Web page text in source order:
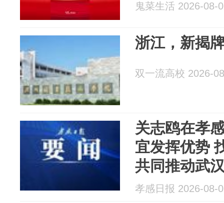
鬼菜生活 2026-08-
浙江，新揭
双一流高校 2026-
关志鸥在孝
宜发挥优势
共同推动武
孝感日报 2026-08-